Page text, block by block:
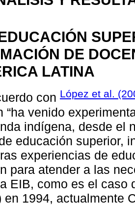
DE
LATINA
con López et al.
“ha venido
indígena, desde el
educación superior,
experiencias de
para atender a las
EIB, como es el caso
en 1994, actualmente